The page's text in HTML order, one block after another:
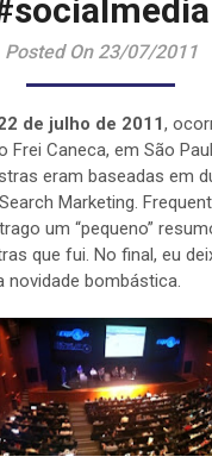
Posted On 23/07/2011
de julho de 2011,
Frei Caneca, em São
eram baseadas em
Marketing.
um “pequeno”
que fui. No final, eu
novidade bombástica.